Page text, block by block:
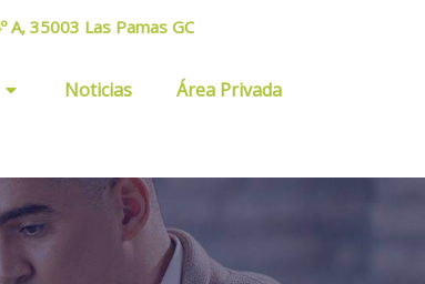
A, 35003 Las Pamas GC
Noticias Área Privada